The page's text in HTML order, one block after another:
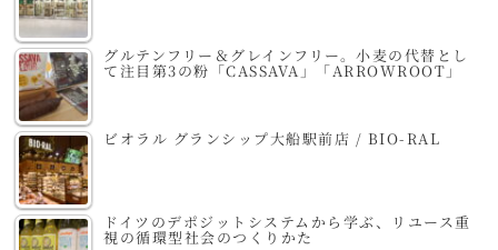
グルテンフリー＆グレインフリー。小麦の代替とし
て注目第3の粉「CASSAVA」「ARROWROOT」
ビオラル グランシップ大船駅前店 / BIO-RAL
ドイツのデポジットシステムから学ぶ、リユース重
視の循環型社会のつくりかた